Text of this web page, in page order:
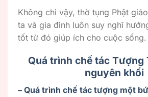
Không chỉ vậy, thờ tụng Phật
ta và gia đình luôn suy nghĩ
tốt từ đó giúp ích cho cuộc sống.
Quá trình chế tác Tượng
nguyên khối
– Quá trình chế tác tượng một